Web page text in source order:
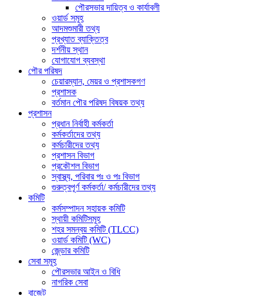
পৌরসভার দায়িত্ব ও কার্যাবলী
ওয়ার্ড সমূহ
আদমশুমারী তথ্য
প্রখ্যাত ব্যাক্তিত্ব
দর্শনীয় স্থান
যোগাযোগ ব্যবস্থা
পৌর পরিষদ
চেয়ারম্যান, মেয়র ও প্রশাসকগণ
প্রশাসক
বর্তমান পৌর পরিষদ বিষয়ক তথ্য
প্রশাসন
প্রধান নির্বাহী কর্মকর্তা
কর্মকর্তাদের তথ্য
কর্মচারীদের তথ্য
প্রশাসন বিভাগ
প্রকৌশল বিভাগ
স্বাস্থ্য, পরিবার পঃ ও পঃ ‍বিভাগ
গুরুত্বপূর্ণ কর্মকর্তা/ কর্মচারীদের তথ্য
কমিটি
কর্মসম্পাদন সহায়ক কমিটি
স্থায়ী কমিটিসমূহ
শহর সমন্বয় কমিটি (TLCC)
ওয়ার্ড কমিটি (WC)
জে্ন্ডার কমিটি
সেবা সমূহ
পৌরসভার আইন ও বিধি
নাগরিক সেবা
বাজেট